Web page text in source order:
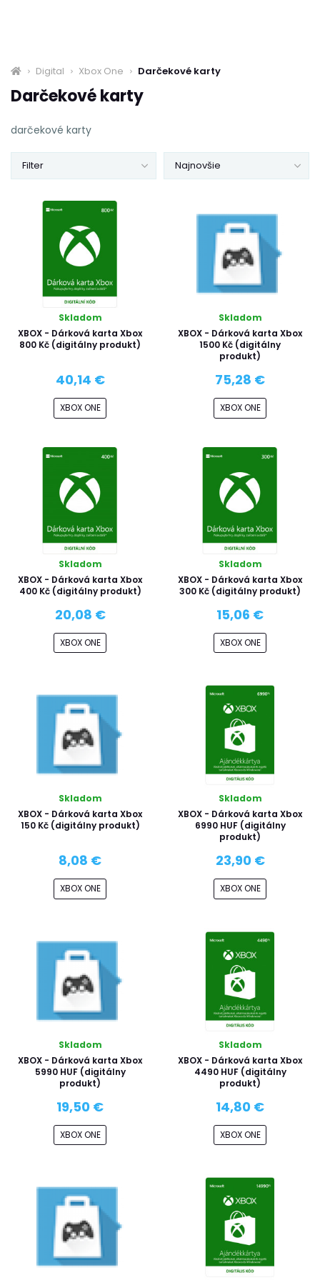
Digital Xbox One Darčekové karty
Darčekové karty
darčekové karty
Najnovšie
Filter
Skladom
XBOX - Dárková karta Xbox
800 Kč (digitálny produkt)
40,14 €
XBOX ONE
Skladom
XBOX - Dárková karta Xbox
1500 Kč (digitálny
produkt)
75,28 €
XBOX ONE
Skladom
XBOX - Dárková karta Xbox
400 Kč (digitálny produkt)
20,08 €
XBOX ONE
Skladom
XBOX - Dárková karta Xbox
300 Kč (digitálny produkt)
15,06 €
XBOX ONE
Skladom
XBOX - Dárková karta Xbox
150 Kč (digitálny produkt)
8,08 €
XBOX ONE
Skladom
XBOX - Dárková karta Xbox
6990 HUF (digitálny
produkt)
23,90 €
XBOX ONE
Skladom
XBOX - Dárková karta Xbox
5990 HUF (digitálny
produkt)
19,50 €
XBOX ONE
Skladom
XBOX - Dárková karta Xbox
4490 HUF (digitálny
produkt)
14,80 €
XBOX ONE